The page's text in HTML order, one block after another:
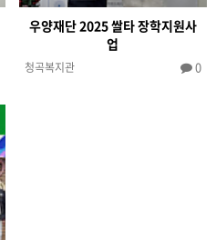
우양재단 2025 쌀타 장학지원사
업
청곡복지관 0